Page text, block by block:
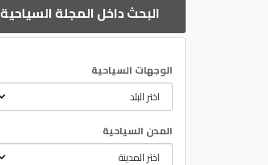
البحث داخل المجلة السياحية
الوجهات السياحية
المدن السياحية